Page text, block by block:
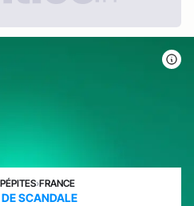
PÉPITES›FRANCE
SCANDALE